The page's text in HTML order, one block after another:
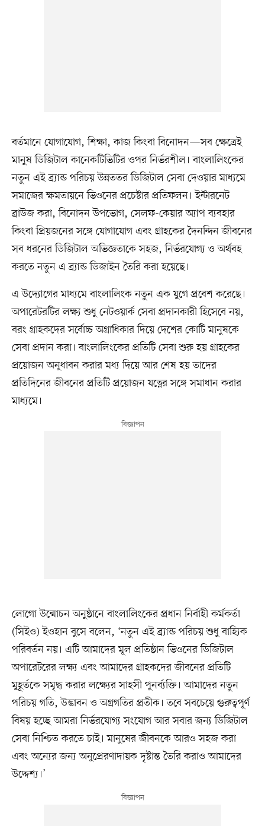
বর্তমানে যোগাযোগ, শিক্ষা, কাজ কিংবা বিনোদন—সব ক্ষেত্রেই
মানুষ ডিজিটাল কানেকটিভিটির ওপর নির্ভরশীল। বাংলালিংকের
নতুন এই ব্র্যান্ড পরিচয় উন্নততর ডিজিটাল সেবা দেওয়ার মাধ্যমে
সমাজের ক্ষমতায়নে ভিওনের প্রচেষ্টার প্রতিফলন। ইন্টারনেট
ব্রাউজ করা, বিনোদন উপভোগ, সেলফ-কেয়ার অ্যাপ ব্যবহার
কিংবা প্রিয়জনের সঙ্গে যোগাযোগ এবং গ্রাহকের দৈনন্দিন জীবনের
সব ধরনের ডিজিটাল অভিজ্ঞতাকে সহজ, নির্ভরযোগ্য ও অর্থবহ
করতে নতুন এ ব্র্যান্ড ডিজাইন তৈরি করা হয়েছে।
এ উদ্যোগের মাধ্যমে বাংলালিংক নতুন এক যুগে প্রবেশ করেছে।
অপারেটরটির লক্ষ্য শুধু নেটওয়ার্ক সেবা প্রদানকারী হিসেবে নয়,
বরং গ্রাহকদের সর্বোচ্চ অগ্রাধিকার দিয়ে দেশের কোটি মানুষকে
সেবা প্রদান করা। বাংলালিংকের প্রতিটি সেবা শুরু হয় গ্রাহকের
প্রয়োজন অনুধাবন করার মধ্য দিয়ে আর শেষ হয় তাদের
প্রতিদিনের জীবনের প্রতিটি প্রয়োজন যত্নের সঙ্গে সমাধান করার
মাধ্যমে।
লোগো উন্মোচন অনুষ্ঠানে বাংলালিংকের প্রধান নির্বাহী কর্মকর্তা
(সিইও) ইওহান বুসে বলেন, ‘নতুন এই ব্র্যান্ড পরিচয় শুধু বাহ্যিক
পরিবর্তন নয়। এটি আমাদের মূল প্রতিষ্ঠান ভিওনের ডিজিটাল
অপারেটরের লক্ষ্য এবং আমাদের গ্রাহকদের জীবনের প্রতিটি
মুহূর্তকে সমৃদ্ধ করার লক্ষ্যের সাহসী পুনর্ব্যক্তি। আমাদের নতুন
পরিচয় গতি, উদ্ভাবন ও অগ্রগতির প্রতীক। তবে সবচেয়ে গুরুত্বপূর্ণ
বিষয় হচ্ছে আমরা নির্ভরযোগ্য সংযোগ আর সবার জন্য ডিজিটাল
সেবা নিশ্চিত করতে চাই। মানুষের জীবনকে আরও সহজ করা
এবং অন্যের জন্য অনুপ্রেরণাদায়ক দৃষ্টান্ত তৈরি করাও আমাদের
উদ্দেশ্য।’